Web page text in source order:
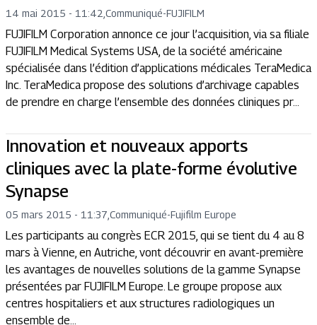
14 mai 2015 - 11:42 Communiqué-FUJIFILM
FUJIFILM Corporation annonce ce jour l’acquisition, via sa filiale
FUJIFILM Medical Systems USA, de la société américaine
spécialisée dans l’édition d’applications médicales TeraMedica
Inc. TeraMedica propose des solutions d’archivage capables
de prendre en charge l’ensemble des données cliniques pr...
Innovation et nouveaux apports
cliniques avec la plate-forme évolutive
Synapse
05 mars 2015 - 11:37 Communiqué-Fujifilm Europe
Les participants au congrès ECR 2015, qui se tient du 4 au 8
mars à Vienne, en Autriche, vont découvrir en avant-première
les avantages de nouvelles solutions de la gamme Synapse
présentées par FUJIFILM Europe. Le groupe propose aux
centres hospitaliers et aux structures radiologiques un
ensemble de...